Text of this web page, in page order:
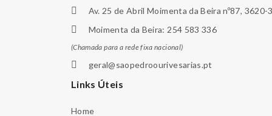
Av. 25 de Abril Moimenta da Beira nº87, 3620-
Moimenta da Beira: 254 583 336
(Chamada para a rede fixa nacional)
geral@saopedroourivesarias.pt
Links Úteis
Home